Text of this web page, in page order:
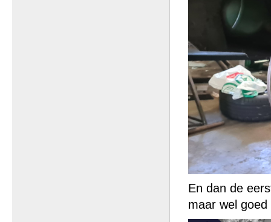
En dan de
maar wel